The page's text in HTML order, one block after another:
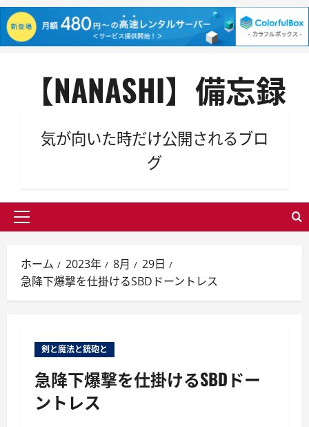
【NANASHI】備忘録
気が向いた時だけ公開されるブロ
グ
メ
ン
メ
ニ
ホーム 2023年 8月
29日
急降下爆撃を仕掛けるSBDドーントレス
剣と魔法と銃砲と
急降下爆撃を仕掛けるSBDドー
ントレス